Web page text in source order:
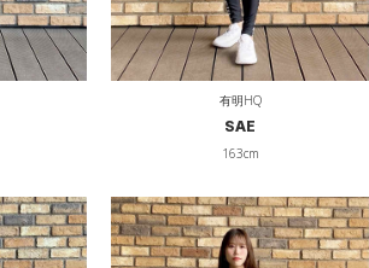
有明HQ
SAE
163cm